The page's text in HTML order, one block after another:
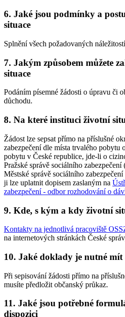
6. Jaké jsou podmínky a
situace
Splnění všech požadovaných
7. Jakým způsobem můžete
situace
Podáním písemné žádosti o úpravu či
důchodu.
8. Na které instituci životní
Žádost lze sepsat přímo na příslušné
zabezpečení dle místa trvalého pobytu
pobytu v České republice, jde-li o
Pražské správě sociálního
Městské správě sociálního
ji lze uplatnit dopisem zaslaným na
zabezpečení - odbor rozhodování o
9. Kde, s kým a kdy životní
Kontakty na jednotlivá pracoviště
na internetových stránkách České
10. Jaké doklady je nutné mít
Při sepisování žádosti přímo na
musíte předložit občanský průkaz.
11. Jaké jsou potřebné
dispozici